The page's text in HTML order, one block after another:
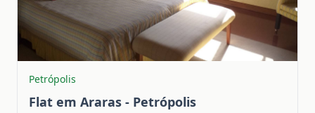
Petrópolis
Flat em Araras - Petrópolis